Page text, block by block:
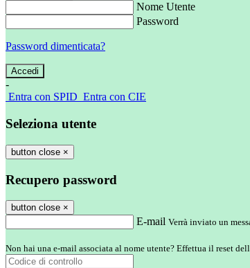
Nome Utente
Password
Password dimenticata?
-
Entra con SPID Entra con CIE
Seleziona utente
button close ×
Recupero password
button close ×
E-mail Verrà inviato un
Non hai una e-mail associata al nome utente? Effettua il reset